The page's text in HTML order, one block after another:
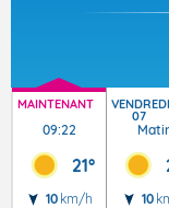
MAINTENANT
09:22
21°
10 km/h
VENDREDI
07
10